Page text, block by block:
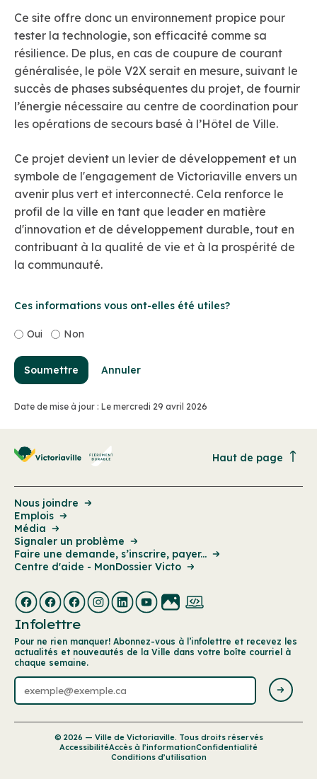
Ce site offre donc un environnement propice pour
tester la technologie, son efficacité comme sa
résilience. De plus, en cas de coupure de courant
généralisée, le pôle V2X serait en mesure, suivant le
succès de phases subséquentes du projet, de fournir
l’énergie nécessaire au centre de coordination pour
les opérations de secours basé à l’Hôtel de Ville.
Ce projet devient un levier de développement et un
symbole de l'engagement de Victoriaville envers un
avenir plus vert et interconnecté. Cela renforce le
profil de la ville en tant que leader en matière
d'innovation et de développement durable, tout en
contribuant à la qualité de vie et à la prospérité de
la communauté.
Ces informations vous ont-elles été utiles?
Oui Non
Soumettre Annuler
Date de mise à jour : Le mercredi 29 avril 2026
Haut de page
Nous joindre
Emplois
Média
Signaler un problème
Faire une demande, s’inscrire, payer...
Centre d'aide - MonDossier Victo
Infolettre
Pour ne rien manquer! Abonnez-vous à l’infolettre et recevez les
actualités et nouveautés de la Ville dans votre boîte courriel à
chaque semaine.
© 2026 — Ville de Victoriaville. Tous droits réservés
AccessibilitéAccès à l’informationConfidentialité
Conditions d’utilisation